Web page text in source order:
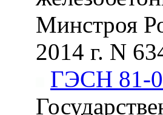
Минстроя
2014 г. N
ГЭСН 81-